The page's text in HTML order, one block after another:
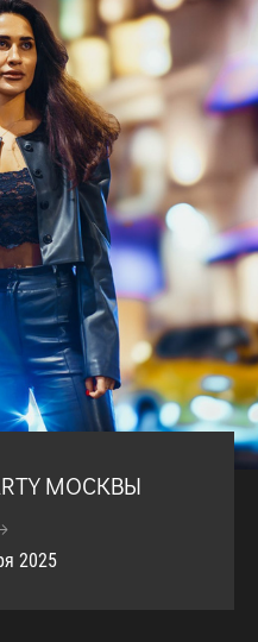
МОСКВЫ
2025